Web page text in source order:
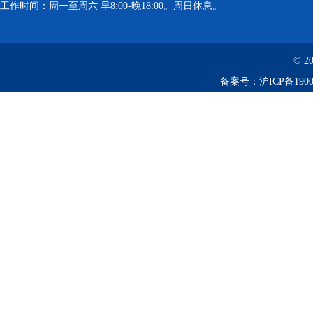
工作时间：周一至周六 早8:00-晚18:00。周日休息。
©
备案号： 沪ICP备